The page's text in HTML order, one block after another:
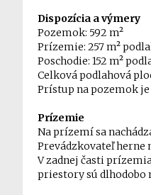
Dispozícia a výmery
Pozemok: 592 m²
Prízemie: 257 m²
Poschodie: 152 m²
Celková podlahová
Prístup na pozemok
Prízemie
Na prízemí sa
Prevádzkovateľ
V zadnej časti
priestory sú dlhodobo